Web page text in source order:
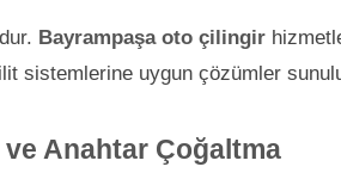
Bayrampaşa oto çilingir
sistemlerine uygun çözümler
Anahtar Çoğaltma